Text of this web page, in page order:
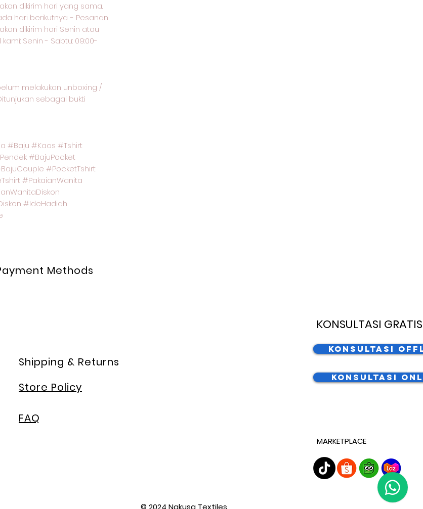
dikirim hari yang sama.
hari berikutnya. - Pesanan
dikirim hari Senin atau
Senin - Sabtu: 09:00-
melakukan unboxing /
sebagai bukti
#Baju #Kaos #Tshirt
#BajuPocket
#PocketTshirt
#PakaianWanita
#IdeHadiah
Methods
Shipping & Returns
Store Policy
FAQ
KONSULTASI GRATIS
Konsultasi
Konsultasi
MARKETPLACE
© 2024 Nakusa Textiles